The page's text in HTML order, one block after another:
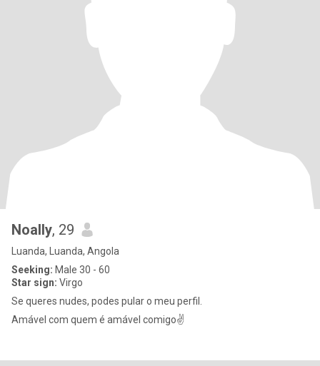
Noally, 29
Luanda, Luanda, Angola
Seeking: Male 30 - 60
Star sign: Virgo
Se queres nudes, podes pular o meu perfil.
Amável com quem é amável comigo✌️